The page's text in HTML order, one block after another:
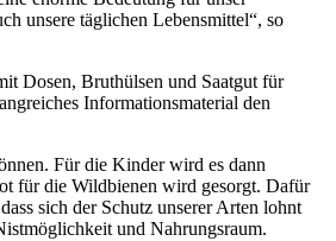
unsere täglichen Lebensmittel“, so
Dosen, Bruthülsen und Saatgut für
Informationsmaterial den
Für die Kinder wird es dann
für die Wildbienen wird gesorgt. Dafür
sich der Schutz unserer Arten lohnt
und Nahrungsraum.